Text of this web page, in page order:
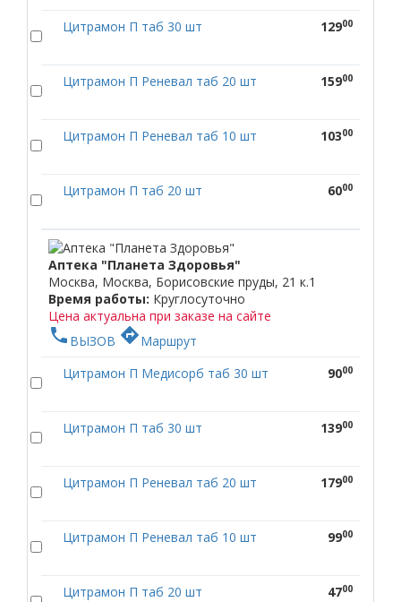
Цитрамон П таб 30 шт 12900
Цитрамон П Реневал таб 20 шт 15900
Цитрамон П Реневал таб 10 шт 10300
Цитрамон П таб 20 шт 6000
Аптека "Планета Здоровья"
Москва, Москва, Борисовские пруды, 21 к.1
Время работы: Круглосуточно
Цена актуальна при заказе на сайте
phone ВЫЗОВ directionsМаршрут
Цитрамон П Медисорб таб 30 шт
9000
Цитрамон П таб 30 шт 13900
Цитрамон П Реневал таб 20 шт 17900
Цитрамон П Реневал таб 10 шт 9900
Цитрамон П таб 20 шт 4700